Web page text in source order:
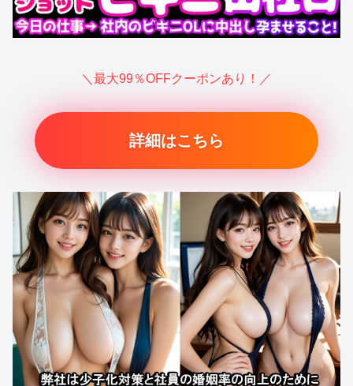
＼最大99％OFFクーポンあり！／
詳細はこちら